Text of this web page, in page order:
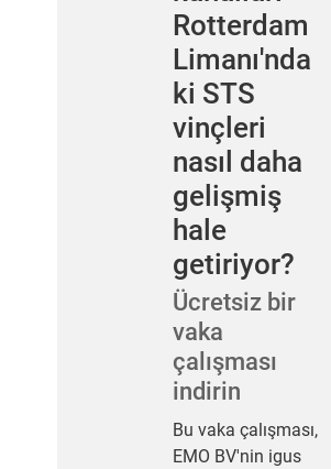
Rotterdam
Limanı'nda
ki STS
vinçleri
nasıl daha
gelişmiş
hale
getiriyor?
Ücretsiz bir
vaka
çalışması
indirin
Bu vaka çalışması,
EMO BV'nin igus